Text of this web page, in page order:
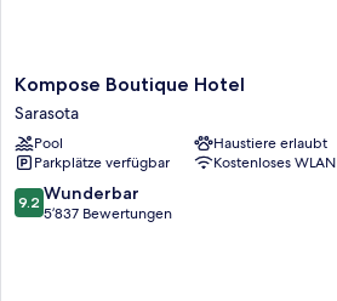
Kompose
Boutique
Hotel
Sarasota
Kompose Boutique Hotel
Sarasota
Pool
Haustiere erlaubt
Parkplätze verfügbar
Kostenloses WLAN
9.2
von
9.2 Wunderbar
5’837 Bewertungen